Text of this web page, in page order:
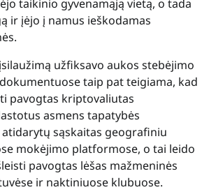
taikinio gyvenamąją vietą, o tada
ir įėjo į namus ieškodamas
užfiksavo aukos stebėjimo
taip pat teigiama, kad
pavogtas kriptovaliutas
asmens tapatybės
sąskaitas geografiniu
mokėjimo platformose, o tai leido
pavogtas lėšas mažmeninės
ir naktiniuose klubuose.